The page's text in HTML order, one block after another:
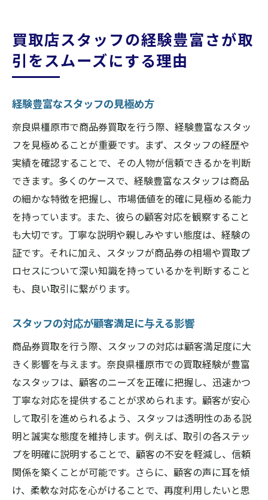
買取店スタッフの経験豊富さが取
引をスムーズにする理由
経験豊富なスタッフの見極め方
奈良県橿原市で商品券買取を行う際、経験豊富なスタッ
フを見極めることが重要です。まず、スタッフの経歴や
実績を確認することで、その人物が信頼できるかを判断
できます。多くのケースで、経験豊富なスタッフは商品
の細かな特徴を把握し、市場価値を的確に見極める能力
を持っています。また、彼らの顧客対応を観察すること
も大切です。丁寧な説明や親しみやすい態度は、経験の
証です。それに加え、スタッフが商品券の相場や買取プ
ロセスについて深い知識を持っているかを判断すること
も、良い取引に繋がります。
スタッフの対応が顧客満足に与える影響
商品券買取を行う際、スタッフの対応は顧客満足度に大
きく影響を与えます。奈良県橿原市での買取経験が豊富
なスタッフは、顧客のニーズを正確に把握し、迅速かつ
丁寧な対応を提供することが求められます。顧客が安心
して取引を進められるよう、スタッフは透明性のある説
明と誠実な態度を維持します。例えば、取引の各ステッ
プを明確に説明することで、顧客の不安を軽減し、信頼
関係を築くことが可能です。さらに、顧客の声に耳を傾
け、柔軟な対応を心がけることで、再度利用したいと思